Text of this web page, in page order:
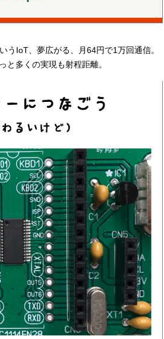
うIoT、夢広がる、月64円で1万回通信。
と多くの実現も射程距離。